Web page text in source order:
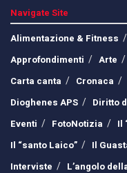
Navigate Site
Alimentazione & Fitness
Approfondimenti
Arte
Carta canta
Cronaca
Dioghenes APS
Diritto
Eventi
FotoNotizia
Il
Il “santo Laico”
Il
Interviste
L’angolo